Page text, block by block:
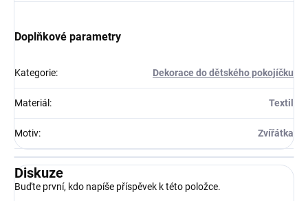
Doplňkové parametry
Kategorie: Dekorace do dětského pokojíčku
Materiál : Textil
Motiv: Zvířátka
Diskuze
Buďte první, kdo napíše příspěvek k této položce.